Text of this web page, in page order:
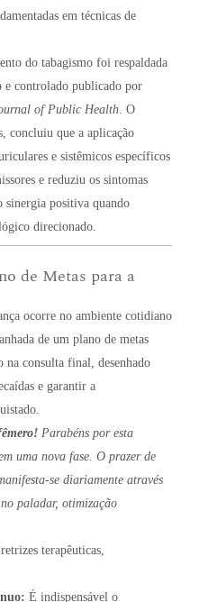
em técnicas de
do tabagismo foi respaldada
e controlado publicado por
of Public Health . O
concluiu que a aplicação
e sistêmicos específicos
e reduziu os sintomas
sinergia positiva quando
direcionado.
de Metas para a
ocorre no ambiente cotidiano
de um plano de metas
na consulta final, desenhado
e garantir a
Parabéns por esta
uma nova fase O prazer de
se diariamente através
paladar, otimização
terapêuticas,
É indispensável o